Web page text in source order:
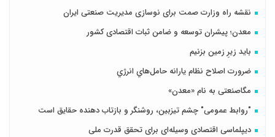
نقشه راه وزارت صمت برای نوسازی مدیریت صنعتی ایران
معدن؛ پیشران توسعه و ضامن ثبات اقتصادی کشور
باید زیرِ زمین بزنیم
ضرورت اصلاح نظام يارانه حامل‌هاي انرژي
مگاصنعتی به نام «معدن»
"روابط عمومی" چشم تیزبین، روشنگر و بازتاب دهنده حقایق است
دیپلماسی اقتصادی وسیله‌ای برای تحقق قدرت ملی